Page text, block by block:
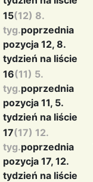
15(12) 8.
tyg.poprzednia
pozycja 12, 8.
tydzień na liście
16(11) 5.
tyg.poprzednia
pozycja 11, 5.
tydzień na liście
17(17) 12.
tyg.poprzednia
pozycja 17, 12.
tydzień na liście